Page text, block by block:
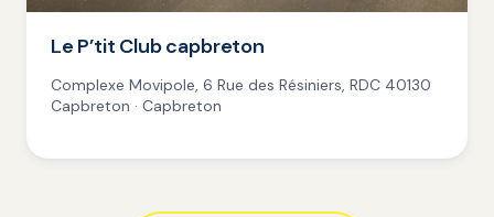
Le P’tit Club capbreton
Complexe Movipole, 6 Rue des Résiniers, RDC 40130
Capbreton · Capbreton